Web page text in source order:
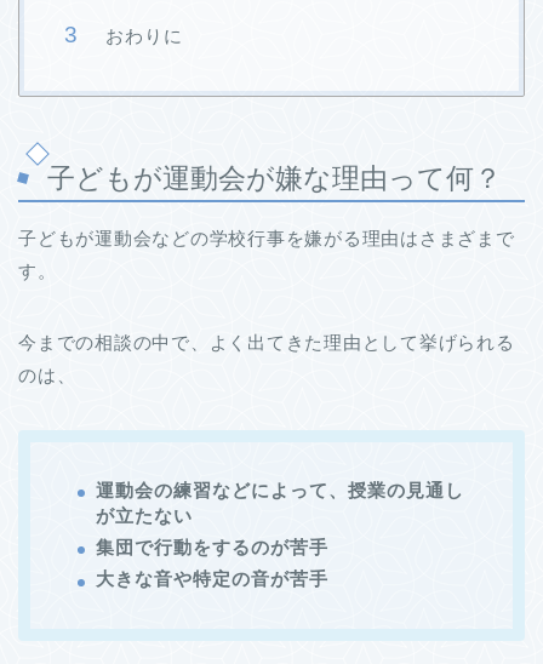
おわりに
子どもが運動会が嫌な理由って何？
子どもが運動会などの学校行事を嫌がる理由はさまざまで
す。
今までの相談の中で、よく出てきた理由として挙げられる
のは、
運動会の練習などによって、授業の見通し
が立たない
集団で行動をするのが苦手
大きな音や特定の音が苦手